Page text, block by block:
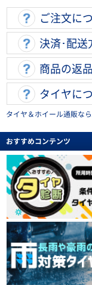
ご注文に
決済･配送
商品の返
タイヤに
タイヤ＆ホイール通販な
おすすめコンテンツ